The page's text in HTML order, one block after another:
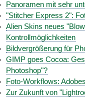
Panoramen mit sehr
"Stitcher Express 2":
Alien Skins neues
Kontrollmöglichkeiten
Bildvergrößerung für
GIMP goes Cocoa:
Photoshop"?
Foto-Workflows:
Zur Zukunft von